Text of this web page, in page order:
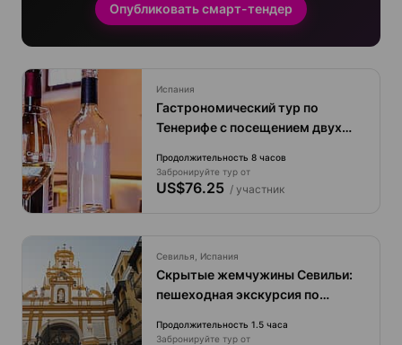
Опубликовать смарт-тендер
Испания
Гастрономический тур по
Тенерифе с посещением двух
Продолжительность 8 часов
Забронируйте тур от
US$76.25/ участник
Севилья, Испания
Скрытые жемчужины Севильи:
пешеходная экскурсия по
Продолжительность 1.5 часа
Забронируйте тур от